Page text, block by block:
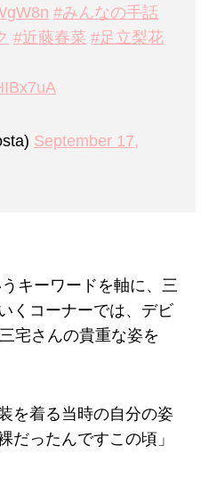
#みんなの手話
#近藤春菜 #足立梨花
September 17,
キーワードを軸に、三
くコーナーでは、デビ
宅さんの貴重な姿を
を着る当時の自分の姿
だったんですこの頃」